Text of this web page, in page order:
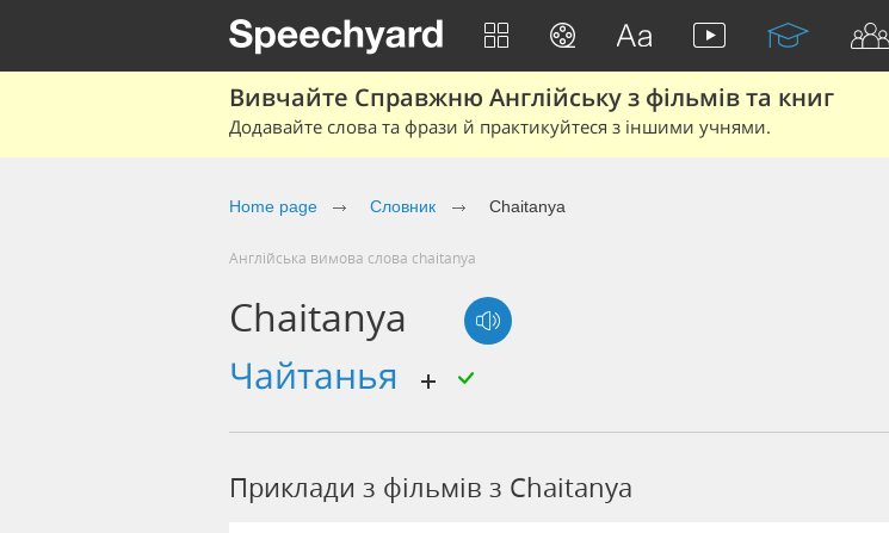
Вивчайте Справжню Англійську з фільмів та книг
Додавайте слова та фрази й практикуйтеся з іншими учнями.
Home page Cловник Chaitanya
Англійська вимова слова chaitanya
Chaitanya
чайтанья
Приклади з фільмів з Chaitanya